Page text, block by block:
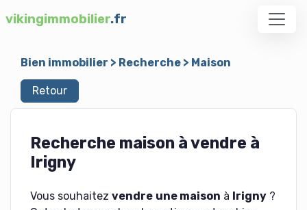
vikingimmobilier.fr
Bien immobilier > Recherche> Maison
Retour
Recherche maison à vendre à
Irigny
Vous souhaitez vendre une maison à Irigny?